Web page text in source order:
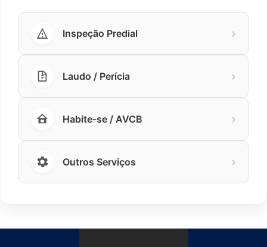
Inspeção Predial ›
Laudo / Perícia ›
Habite-se / AVCB ›
Outros Serviços ›